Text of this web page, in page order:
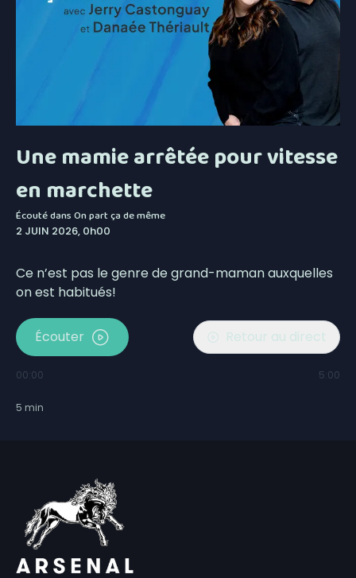
Une mamie arrêtée pour vitesse
en marchette
Écouté dansOn part ça de même
2 JUIN 2026, 0h00
Ce n’est pas le genre de grand-maman auxquelles
on est habitués!
Écouter Retour au direct
00:00 5:00
5 min